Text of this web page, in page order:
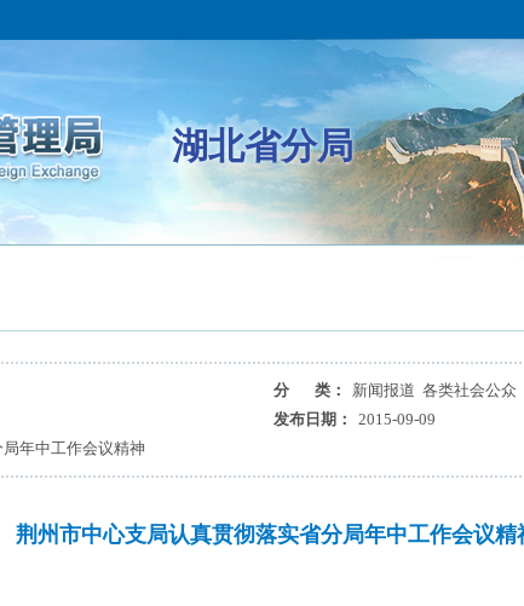
湖北省分局
分 类：
新闻报道 各类社会公众
发布日期：
2015-09-09
年中工作会议精神
荆州市中心支局认真贯彻落实省分局年中工作会议精